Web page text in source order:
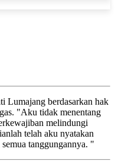
Lumajang berdasarkan hak
"Aku tidak menentang
melindungi
telah aku nyatakan
tanggungannya. "